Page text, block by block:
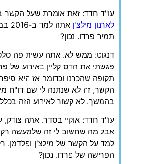
עו"ד חדד: זאת אומרת שעל הקשר
לארנון מילצ'ן
אתה
תמיר פרדו. נכון?
דנגוט: ממש לא. אתה עשית פה
פגשתי את הדס קליין באירוע של
תקופה שהכרנו וכדומה אז היא
הקשר, זה לא שנתנה לי שם דו"ח
בהמשך. לא קשור לאירוע הזה
עו"ד חדד: אוקיי בסדר. אתה צודק,
אבל מה שחשוב לי זה שלמעשה
למד על הקשר של מילצ'ן ופלדמן.
הפרישה של פרדו. נכון?